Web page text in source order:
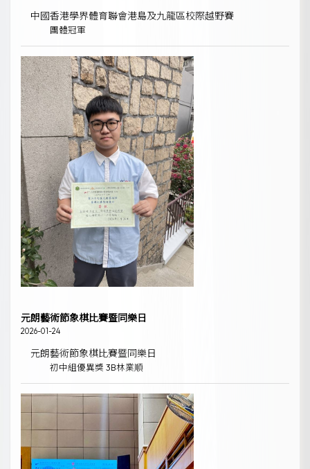
中國香港學界體育聯會港島及九龍區校際越野賽
團體冠軍
元朗藝術節象棋比賽暨同樂日
2026-01-24
元朗藝術節象棋比賽暨同樂日
初中組優異獎 3B林業順